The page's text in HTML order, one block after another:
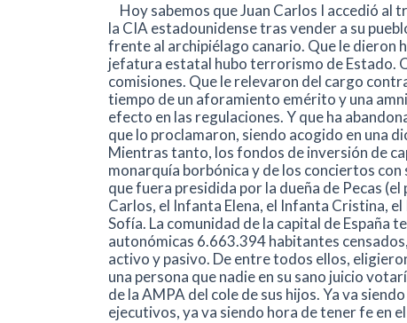
Hoy sabemos que Juan Carlos I accedió al
la CIA estadounidense tras vender a su
frente al archipiélago canario. Que le dieron
jefatura estatal hubo terrorismo de Estado.
comisiones. Que le relevaron del cargo
tiempo de un aforamiento emérito y una
efecto en las regulaciones. Y que ha
que lo proclamaron, siendo acogido en una
Mientras tanto, los fondos de inversión de
monarquía borbónica y de los conciertos
que fuera presidida por la dueña de Pecas
Carlos, el Infanta Elena, el Infanta Cristina,
Sofía. La comunidad de la capital de España
autonómicas 6.663.394 habitantes
activo y pasivo. De entre todos ellos,
una persona que nadie en su sano juicio
de la AMPA del cole de sus hijos. Ya va
ejecutivos, ya va siendo hora de tener fe en